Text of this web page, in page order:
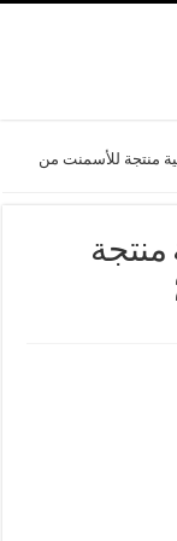
منتجة للأسمنت من
منتجة